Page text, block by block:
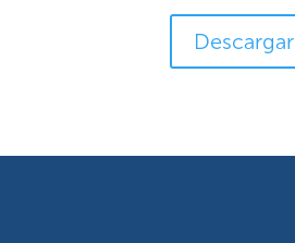
Descargar